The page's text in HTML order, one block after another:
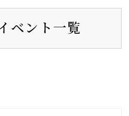
ベント一覧